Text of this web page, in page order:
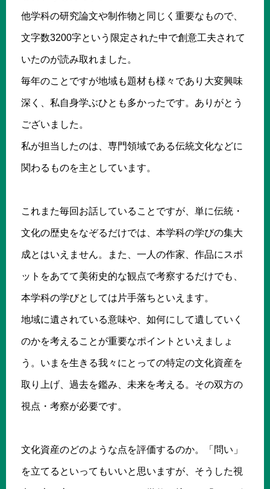
他学科の研究論文や制作物と同じく重要なもので、
文字数3200字という限定された中で創意工夫されて
いたのが読み取れました。
毎年のことですが地域も題材も様々であり大変興味
深く、私自身学ぶひとも多かったです。ありがとう
ございました。
私が担当したのは、専門領域である伝統文化などに
関わるものを主としています。
これまた毎回お話していることですが、単に伝統・
文化の歴史をなぞるだけでは、本学科の学びの集大
成とはいえません。また、一人の作家、作品にスポ
ットをあてて美術史的な観点で考察するだけでも、
本学科の学びとしては片手落ちといえます。
地域に遺されている意味や、如何にして遺していく
のかを考えることが重要なポイントといえましょ
う。いまを生きる我々にとっての特定の文化資産を
取り上げ、過去を鑑み、未来を考える。その双方の
視点・考察が必要です。
文化資産のどのような点を評価するのか。「問い」
を立てるといってもいいと思いますが、そうした視